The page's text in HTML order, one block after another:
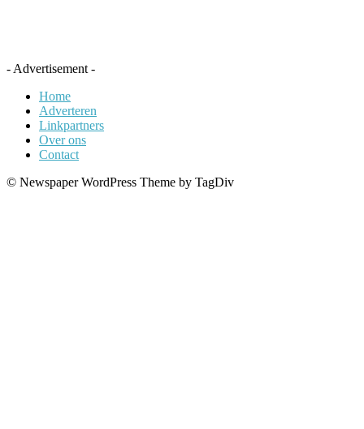
- Advertisement -
Home
Adverteren
Linkpartners
Over ons
Contact
© Newspaper WordPress Theme by TagDiv